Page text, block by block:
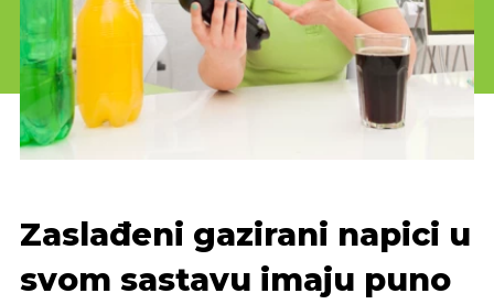
Zaslađeni gazirani napici u
svom sastavu imaju puno